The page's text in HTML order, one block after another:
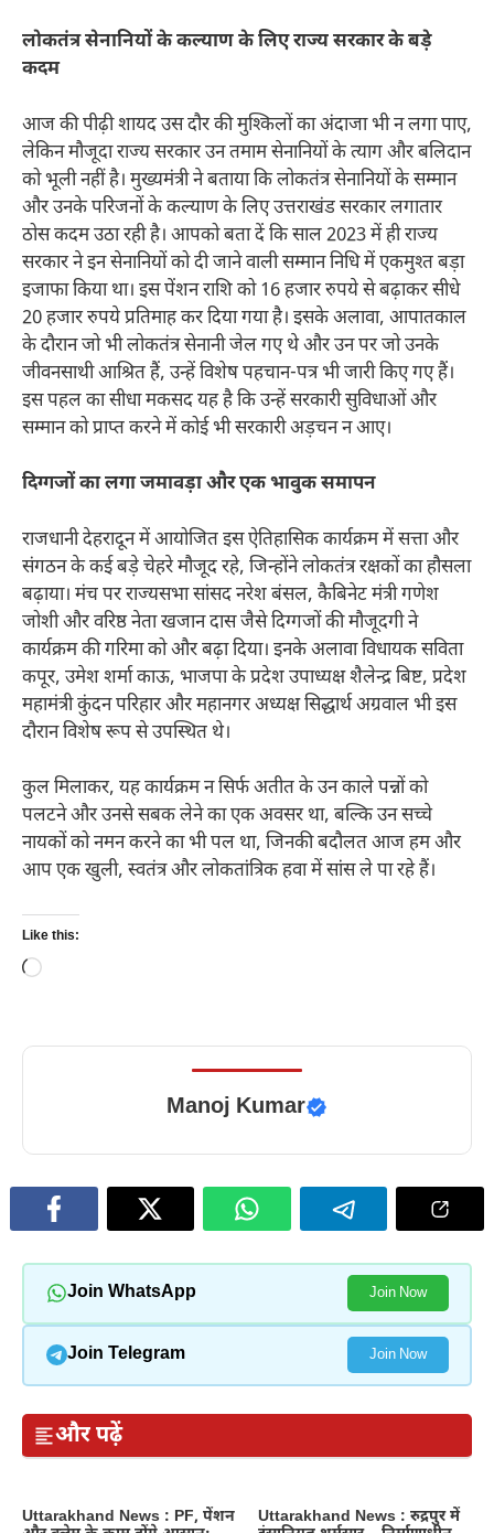
लोकतंत्र सेनानियों के कल्याण के लिए राज्य सरकार के बड़े
कदम
आज की पीढ़ी शायद उस दौर की मुश्किलों का अंदाजा भी न लगा पाए,
लेकिन मौजूदा राज्य सरकार उन तमाम सेनानियों के त्याग और बलिदान
को भूली नहीं है। मुख्यमंत्री ने बताया कि लोकतंत्र सेनानियों के सम्मान
और उनके परिजनों के कल्याण के लिए उत्तराखंड सरकार लगातार
ठोस कदम उठा रही है। आपको बता दें कि साल 2023 में ही राज्य
सरकार ने इन सेनानियों को दी जाने वाली सम्मान निधि में एकमुश्त बड़ा
इजाफा किया था। इस पेंशन राशि को 16 हजार रुपये से बढ़ाकर सीधे
20 हजार रुपये प्रतिमाह कर दिया गया है। इसके अलावा, आपातकाल
के दौरान जो भी लोकतंत्र सेनानी जेल गए थे और उन पर जो उनके
जीवनसाथी आश्रित हैं, उन्हें विशेष पहचान-पत्र भी जारी किए गए हैं।
इस पहल का सीधा मकसद यह है कि उन्हें सरकारी सुविधाओं और
सम्मान को प्राप्त करने में कोई भी सरकारी अड़चन न आए।
दिग्गजों का लगा जमावड़ा और एक भावुक समापन
राजधानी देहरादून में आयोजित इस ऐतिहासिक कार्यक्रम में सत्ता और
संगठन के कई बड़े चेहरे मौजूद रहे, जिन्होंने लोकतंत्र रक्षकों का हौसला
बढ़ाया। मंच पर राज्यसभा सांसद नरेश बंसल, कैबिनेट मंत्री गणेश
जोशी और वरिष्ठ नेता खजान दास जैसे दिग्गजों की मौजूदगी ने
कार्यक्रम की गरिमा को और बढ़ा दिया। इनके अलावा विधायक सविता
कपूर, उमेश शर्मा काऊ, भाजपा के प्रदेश उपाध्यक्ष शैलेन्द्र बिष्ट, प्रदेश
महामंत्री कुंदन परिहार और महानगर अध्यक्ष सिद्धार्थ अग्रवाल भी इस
दौरान विशेष रूप से उपस्थित थे।
कुल मिलाकर, यह कार्यक्रम न सिर्फ अतीत के उन काले पन्नों को
पलटने और उनसे सबक लेने का एक अवसर था, बल्कि उन सच्चे
नायकों को नमन करने का भी पल था, जिनकी बदौलत आज हम और
आप एक खुली, स्वतंत्र और लोकतांत्रिक हवा में सांस ले पा रहे हैं।
Like this:
Loading…
Manoj Kumar
Join WhatsApp Join Now
Join Telegram Join Now
और पढ़ें
Uttarakhand News : PF, पेंशन
Uttarakhand News : रुद्रपुर में